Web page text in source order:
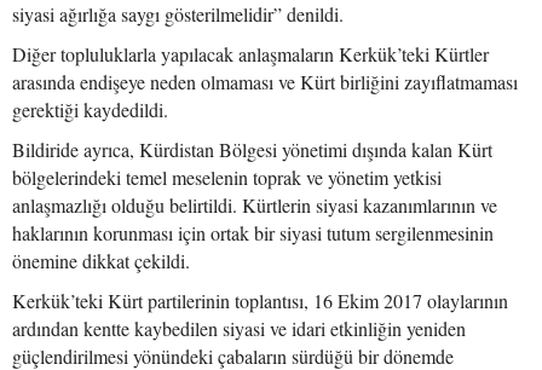
siyasi ağırlığa saygı gösterilmelidir” denildi.
Diğer topluluklarla yapılacak anlaşmaların Kerkük’teki Kürtler
arasında endişeye neden olmaması ve Kürt birliğini zayıflatmaması
gerektiği kaydedildi.
Bildiride ayrıca, Kürdistan Bölgesi yönetimi dışında kalan Kürt
bölgelerindeki temel meselenin toprak ve yönetim yetkisi
anlaşmazlığı olduğu belirtildi. Kürtlerin siyasi kazanımlarının ve
haklarının korunması için ortak bir siyasi tutum sergilenmesinin
önemine dikkat çekildi.
Kerkük’teki Kürt partilerinin toplantısı, 16 Ekim 2017 olaylarının
ardından kentte kaybedilen siyasi ve idari etkinliğin yeniden
güçlendirilmesi yönündeki çabaların sürdüğü bir dönemde